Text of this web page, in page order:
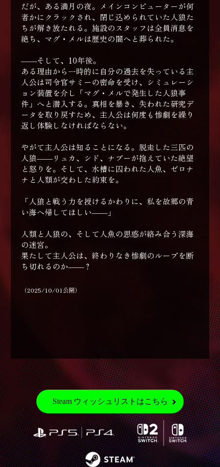
だが、ある満月の夜。メインコンピューターが何
者かにクラックされ、閉じ込められていた人狼た
ちが解き放たれる。施設のスタッフは全員消息を
絶ち、マグ・メルは歴史の闇へと葬られた。
――そして、10年後。
ある理由から一時的に自分の過去を失っている主
人公は司令官サミーの密命を受け、シミュレーシ
ョン装置を介し「マグ・メルで発生した人狼事
件」へと潜入する。真相を暴き、失われた研究デ
ータを取り戻すため、主人公は何度も惨劇を繰り
返し体験しなければならない。
やがて主人公は知ることになる。脱走した三匹の
人狼――リュカ、シド、ナブーが抱えていた絶望
と怒りを。そして、水槽に囚われた人魚、ゼロナ
ナと人類が交わした約束を。
「人狼と戦う力を授けるかわりに、私を故郷の青
い海へ帰してほしい――」
人類と人狼の、そして人魚の思惑が絡み合う深海
の迷宮。
果たして主人公は、終わりなき惨劇のループを断
ち切れるのか――？
（2025/10/01公開）
Steam ウィッシュリストはこちら